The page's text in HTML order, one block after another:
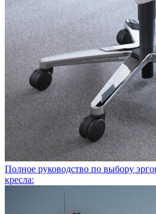
Полное руководство по выбору
кресла: